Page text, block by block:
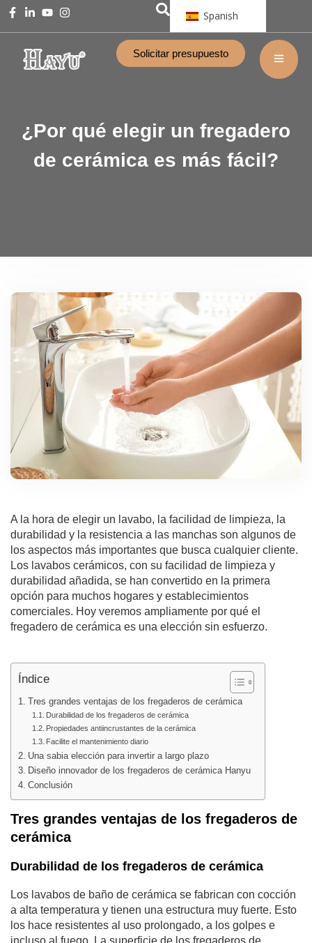
Spanish
Solicitar presupuesto
¿Por qué elegir un fregadero
de cerámica es más fácil?
A la hora de elegir un lavabo, la facilidad de limpieza, la
durabilidad y la resistencia a las manchas son algunos de
los aspectos más importantes que busca cualquier cliente.
Los lavabos cerámicos, con su facilidad de limpieza y
durabilidad añadida, se han convertido en la primera
opción para muchos hogares y establecimientos
comerciales. Hoy veremos ampliamente por qué el
fregadero de cerámica es una elección sin esfuerzo.
Índice
Tres grandes ventajas de los fregaderos de cerámica
Durabilidad de los fregaderos de cerámica
Propiedades antiincrustantes de la cerámica
Facilite el mantenimiento diario
Una sabia elección para invertir a largo plazo
Diseño innovador de los fregaderos de cerámica Hanyu
Conclusión
Tres grandes ventajas de los fregaderos de
cerámica
Durabilidad de los fregaderos de cerámica
Los lavabos de baño de cerámica se fabrican con cocción
a alta temperatura y tienen una estructura muy fuerte. Esto
los hace resistentes al uso prolongado, a los golpes e
incluso al fuego. La superficie de los fregaderos de